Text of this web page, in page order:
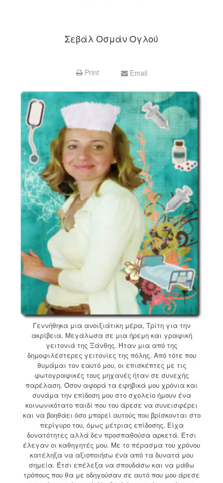
Σεβάλ Οσμάν Ογλού
Print Email
Γεννήθηκα μια ανοιξιάτικη μέρα, Τρίτη για την
ακρίβεια. Μεγάλωσα σε μια ήρεμη και γραφική
γειτονιά της Ξάνθης. Ήταν μια από της
δημοφιλέστερες γειτονίες της πόλης. Από τότε που
θυμάμαι τον εαυτό μου, οι επισκέπτες με τις
φωτογραφικές τους μηχανές ήταν σε συνεχής
παρέλαση. Όσον αφορά τα εφηβικά μου χρόνια και
συνάμα την επίδοση μου στο σχολείο ήμουν ένα
κοινωνικότατο παιδί που του άρεσε να συνεισφέρει
και να βοηθάει όσο μπορεί αυτούς που βρίσκονται στο
περίγυρο του, όμως μέτριας επίδοσης. Είχα
δυνατότητες αλλά δεν προσπαθούσα αρκετά. Έτσι
έλεγαν οι καθηγητές μου. Με το πέρασμα του χρόνου
κατέληξα να αξιοποιήσω ένα από τα δυνατά μου
σημεία. Έτσι επέλεξα να σπουδάσω και να μάθω
τρόπους που θα με οδηγούσαν σε αυτό που μου άρεσε